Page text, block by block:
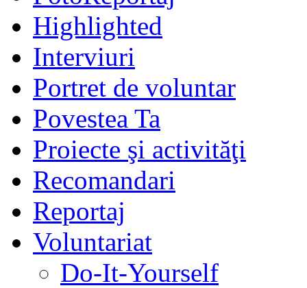
Highlighted
Interviuri
Portret de voluntar
Povestea Ta
Proiecte şi activităţi
Recomandari
Reportaj
Voluntariat
Do-It-Yourself